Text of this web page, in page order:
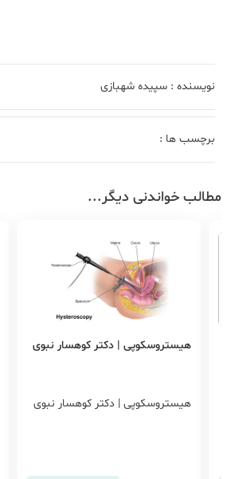
نویسنده : سپیده شهبازی
برچسب ها :
مطالب خواندنی دیگر...
هیستروسکوپی | دکتر کوهسار نبوی
هیستروسکوپی | دکتر کوهسار نبوی